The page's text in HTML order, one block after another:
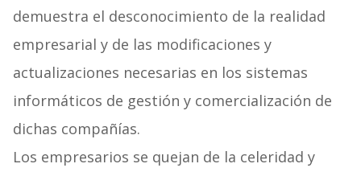
demuestra el desconocimiento de la realidad
empresarial y de las modificaciones y
actualizaciones necesarias en los sistemas
informáticos de gestión y comercialización de
dichas compañías.
Los empresarios se quejan de la celeridad y